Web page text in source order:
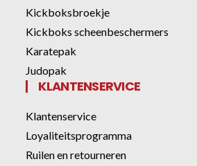
Kickboksbroekje
Kickboks scheenbeschermers
Karatepak
Judopak
KLANTENSERVICE
Klantenservice
Loyaliteitsprogramma
Ruilen en retourneren